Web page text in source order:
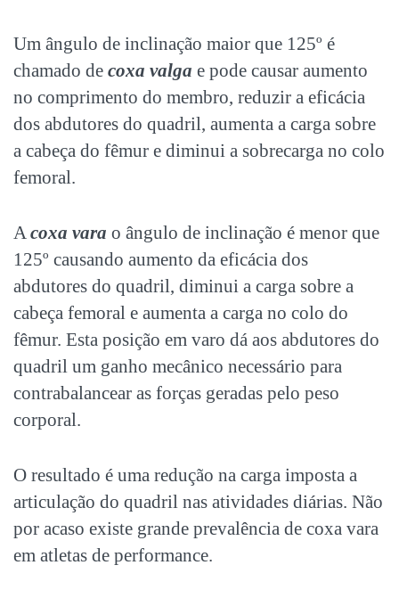
Um ângulo de inclinação maior que 125º é
chamado de coxa valga e pode causar aumento
no comprimento do membro, reduzir a eficácia
dos abdutores do quadril, aumenta a carga sobre
a cabeça do fêmur e diminui a sobrecarga no colo
femoral.
A coxa vara o ângulo de inclinação é menor que
125º causando aumento da eficácia dos
abdutores do quadril, diminui a carga sobre a
cabeça femoral e aumenta a carga no colo do
fêmur. Esta posição em varo dá aos abdutores do
quadril um ganho mecânico necessário para
contrabalancear as forças geradas pelo peso
corporal.
O resultado é uma redução na carga imposta a
articulação do quadril nas atividades diárias. Não
por acaso existe grande prevalência de coxa vara
em atletas de performance.